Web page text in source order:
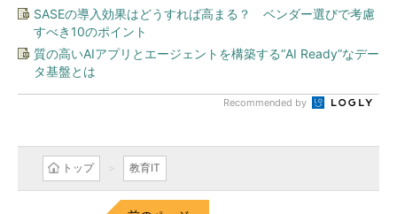
SASEの導入効果はどうすれば高まる？ ベンダー選びで考慮
すべき10のポイント
質の高いAIアプリとエージェントを構築する“AI Ready”なデー
タ基盤とは
Recommended by
トップ 教育IT